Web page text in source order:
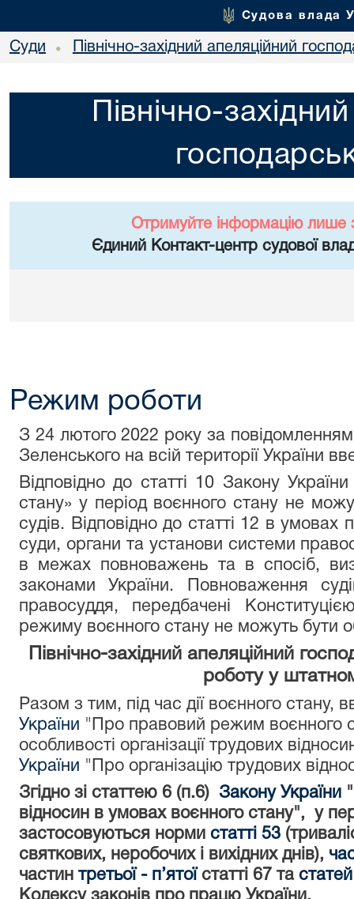
Судова влада
Суди • Північно-західний апеляційний
Північно-
Отримуйте інформацію лише
Єдиний Контакт-центр судової
Режим роботи
З 24 лютого 2022 року за
Зеленського на всій території України
Відповідно до статті 10 Закону
стану» у період воєнного стану не
судів. Відповідно до статті 12 в
суди, органи та установи системи
в межах повноважень та в спосіб,
законами України. Повноваження
правосуддя, передбачені
режиму воєнного стану не можуть бути
Північно-західний апеляційний
роботу у
Разом з тим, під час дії воєнного стану,
України "Про правовий режим воєнного
особливості організації трудових
України "Про організацію трудових
Згідно зі статтею 6 (п.6) Закону України
відносин в умовах воєнного стану", у
застосовуються норми статті 53
святкових, неробочих і вихідних днів),
частин третьої - п’ятої статті 67 та
Кодексу законів про працю України.